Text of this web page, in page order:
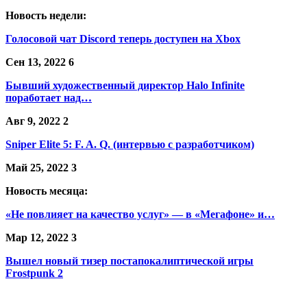
Новость недели:
Голосовой чат Discord теперь доступен на Xbox
Сен 13, 2022 6
Бывший художественный директор Halo Infinite
поработает над…
Авг 9, 2022 2
Sniper Elite 5: F. A. Q. (интервью с разработчиком)
Май 25, 2022 3
Новость месяца:
«Не повлияет на качество услуг» — в «Мегафоне» и…
Мар 12, 2022 3
Вышел новый тизер постапокалиптической игры
Frostpunk 2